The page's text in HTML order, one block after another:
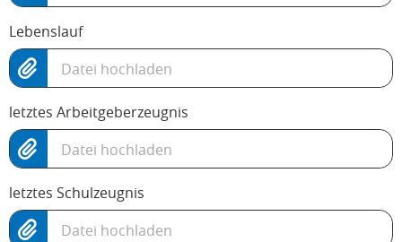
Lebenslauf
Datei hochladen
letztes Arbeitgeberzeugnis
Datei hochladen
letztes Schulzeugnis
Datei hochladen